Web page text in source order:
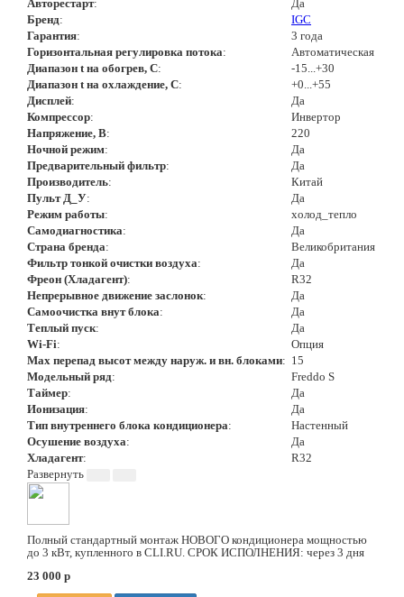
Авторестарт:
Да
Бренд:
IGC
Гарантия:
3 года
Горизонтальная регулировка потока:
Автоматическая
Диапазон t на обогрев, С:
-15...+30
Диапазон t на охлаждение, С:
+0...+55
Дисплей:
Да
Компрессор:
Инвертор
Напряжение, В:
220
Ночной режим:
Да
Предварительный фильтр:
Да
Производитель:
Китай
Пульт Д_У:
Да
Режим работы:
холод_тепло
Самодиагностика:
Да
Страна бренда:
Великобритания
Фильтр тонкой очистки воздуха:
Да
Фреон (Хладагент):
R32
Непрерывное движение заслонок:
Да
Самоочистка внут блока:
Да
Теплый пуск:
Да
Wi-Fi:
Опция
Max перепад высот между наруж. и вн. блоками: 15
Модельный ряд:
Freddo S
Таймер:
Да
Ионизация:
Да
Тип внутреннего блока кондиционера:
Настенный
Осушение воздуха:
Да
Хладагент: R32
Полный стандартный монтаж НОВОГО кондиционера мощностью
до 3 кВт, купленного в CLI.RU. СРОК ИСПОЛНЕНИЯ: через 3 дня
23 000 p